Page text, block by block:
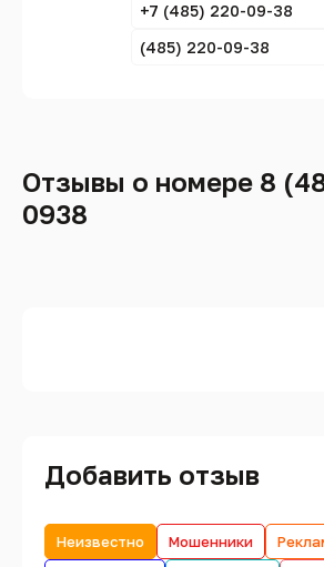
+7 (485) 220-09-38
(485) 220-09-38
Отзывы о номере 8
0938
Добавить отзыв
Неизвестно Мошенники